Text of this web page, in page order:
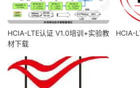
HCIA-LTE认证 V1.0培训+实验教
材下载
HCIA-